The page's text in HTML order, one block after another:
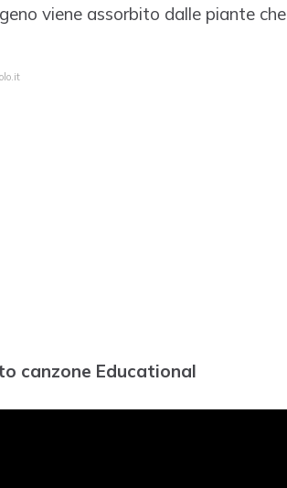
viene assorbito dalle piante che
canzone Educational